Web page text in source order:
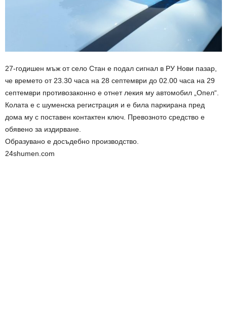
27-годишен мъж от село Стан е подал сигнал в РУ Нови пазар,
че времето от 23.30 часа на 28 септември до 02.00 часа на 29
септември противозаконно е отнет лекия му автомобил „Опел“.
Колата е с шуменска регистрация и е била паркирана пред
дома му с поставен контактен ключ. Превозното средство е
обявено за издирване.
Образувано е досъдебно производство.
24shumen.com